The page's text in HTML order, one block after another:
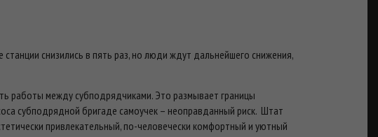
снизились в пять раз, но люди ждут дальнейшего снижения,
работы между субподрядчиками. Это размывает границы
субподрядной бригаде самоучек – неоправданный риск. Штат
привлекательный, по-человечески комфортный и уютный